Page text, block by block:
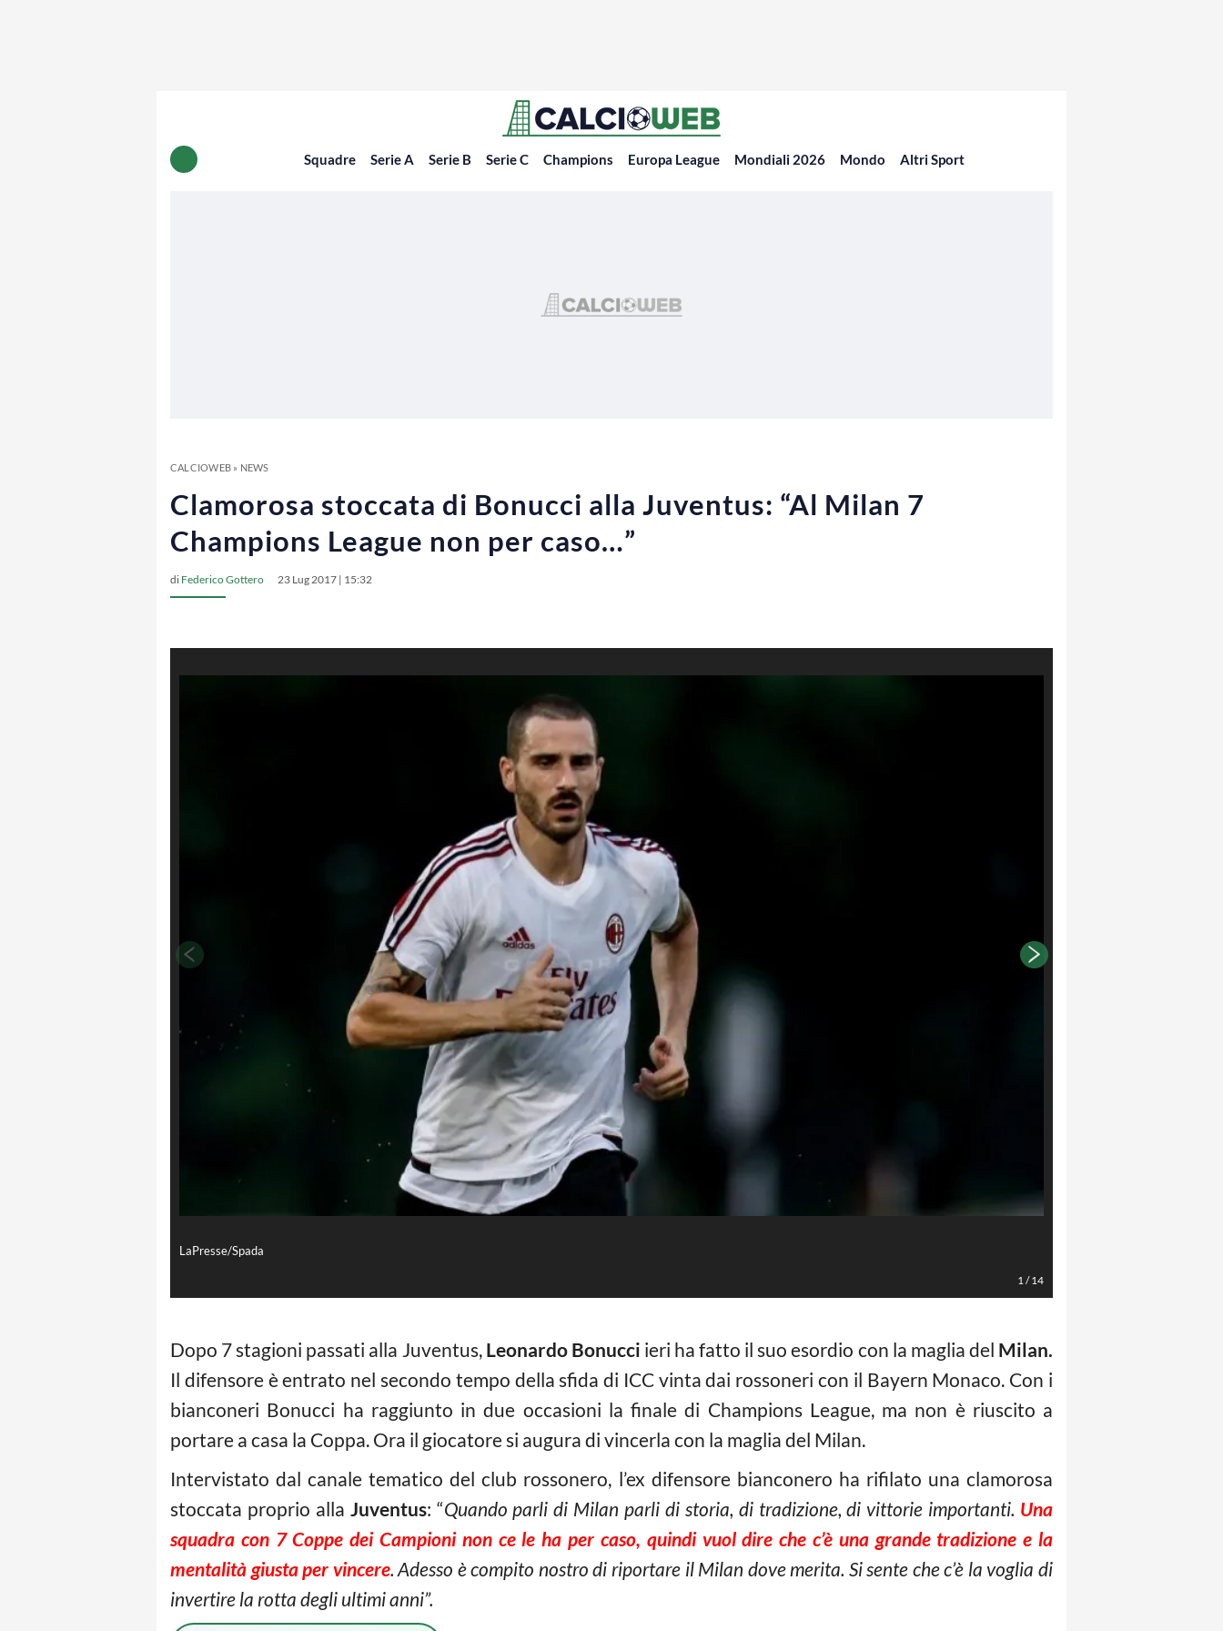
Squadre Serie A Serie B Serie C Champions Europa League Mondiali 2026 Mondo Altri Sport
CALCIOWEB» NEWS
Clamorosa stoccata di Bonucci alla Juventus: “Al Milan 7
Champions League non per caso…”
di Federico Gottero 23 Lug 2017 | 15:32
LaPresse/Spada
1/14
Dopo 7 stagioni passati alla Juventus,Leonardo Bonucci ieri ha fatto il suo esordio con la maglia del Milan.
Il difensore è entrato nel secondo tempo della sfida di ICC vinta dai rossoneri con il Bayern Monaco. Con i
bianconeri Bonucci ha raggiunto in due occasioni la finale di Champions League, ma non è riuscito a
portare a casa la Coppa. Ora il giocatore si augura di vincerla con la maglia del Milan.
Intervistato dal canale tematico del club rossonero, l’ex difensore bianconero ha rifilato una clamorosa
stoccata proprio alla Juventus: “Quando parli di Milan parli di storia, di tradizione, di vittorie importanti. Una
squadra con 7 Coppe dei Campioni non ce le ha per caso, quindi vuol dire che c’è una grande tradizione e la
mentalità giusta per vincere. Adesso è compito nostro di riportare il Milan dove merita. Si sente che c’è la voglia di
invertire la rotta degli ultimi anni”.